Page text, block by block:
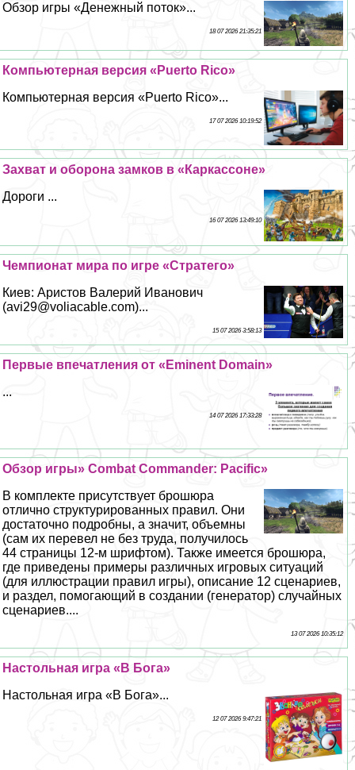
Обзор игры «Денежный поток»...
18 07 2026 21:35:21
Компьютерная версия «Puerto Rico»
Компьютерная версия «Puerto Rico»...
17 07 2026 10:19:52
Захват и оборона замков в «Каркассоне»
Дороги ...
16 07 2026 13:49:10
Чемпионат мира по игре «Стратего»
Киев: Аристов Валерий Иванович
(avi29@voliacable.com)...
15 07 2026 3:58:13
Первые впечатления от «Eminent Domain»
...
14 07 2026 17:33:28
Обзор игры» Combat Commander: Pacific»
В комплекте присутствует брошюра
отлично структурированных правил. Они
достаточно подробны, а значит, объемны
(сам их перевел не без труда, получилось
44 страницы 12-м шрифтом). Также имеется брошюра,
где приведены примеры различных игровых ситуаций
(для иллюстрации правил игры), описание 12 сценариев,
и раздел, помогающий в создании (генератор) случайных
сценариев....
13 07 2026 10:35:12
Настольная игра «В Бога»
Настольная игра «В Бога»...
12 07 2026 9:47:21